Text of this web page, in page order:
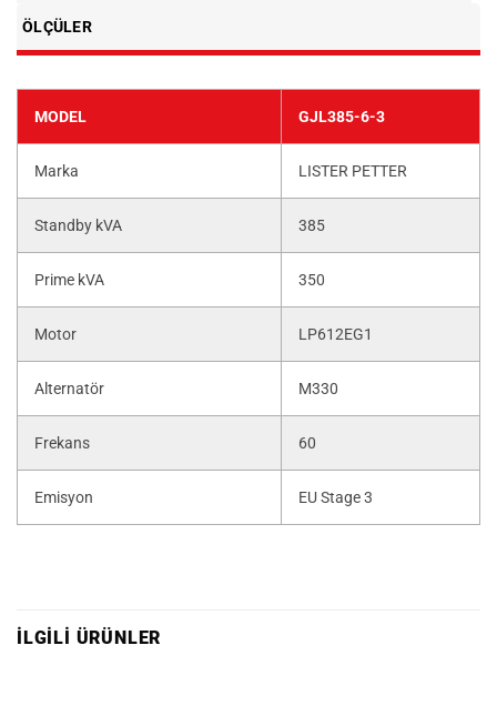
ÖLÇÜLER
MODEL GJL385-6-3
Marka LISTER PETTER
Standby kVA 385
Prime kVA 350
Motor LP612EG1
Alternatör M330
Frekans 60
Emisyon EU Stage 3
İLGILI ÜRÜNLER